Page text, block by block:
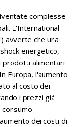
complesse
L'International
avverte che una
energetico,
prodotti alimentari
Europa, l'aumento
al costo dei
i prezzi già
dei costi di